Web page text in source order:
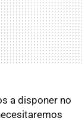
a disponer no